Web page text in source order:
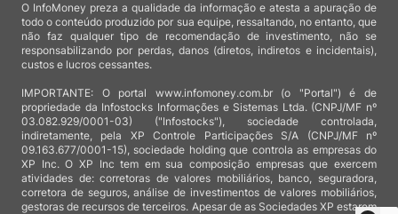
O InfoMoney preza a qualidade da informação e atesta a apuração de
todo o conteúdo produzido por sua equipe, ressaltando, no entanto, que
não faz qualquer tipo de recomendação de investimento, não se
responsabilizando por perdas, danos (diretos, indiretos e incidentais),
custos e lucros cessantes.
IMPORTANTE: O portal www.infomoney.com.br (o "Portal") é de
propriedade da Infostocks Informações e Sistemas Ltda. (CNPJ/MF nº
03.082.929/0001-03) ("Infostocks"), sociedade controlada,
indiretamente, pela XP Controle Participações S/A (CNPJ/MF nº
09.163.677/0001-15), sociedade holding que controla as empresas do
XP Inc. O XP Inc tem em sua composição empresas que exercem
atividades de: corretoras de valores mobiliários, banco, seguradora,
corretora de seguros, análise de investimentos de valores mobiliários,
gestoras de recursos de terceiros. Apesar de as Sociedades XP estarem